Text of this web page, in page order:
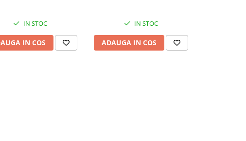
IN STOC
IN COS
IN STOC
ADAUGA IN COS